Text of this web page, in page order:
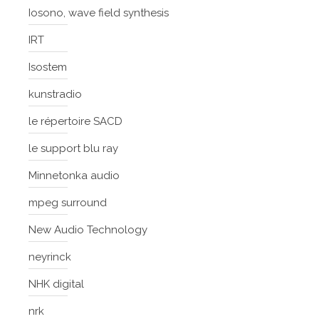
Iosono, wave field synthesis
IRT
Isostem
kunstradio
le répertoire SACD
le support blu ray
Minnetonka audio
mpeg surround
New Audio Technology
neyrinck
NHK digital
nrk